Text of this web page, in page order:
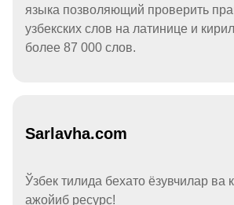
языка позволяющий проверить
узбекских слов на латинице и
более 87 000 слов.
Sarlavha.com
Ўзбек тилида бехато ёзувчилар ва
ажойиб ресурс!